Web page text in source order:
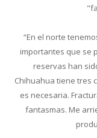
“En el norte
importantes que se
reservas han
Chihuahua tiene tres
es necesaria.
fantasmas. Me